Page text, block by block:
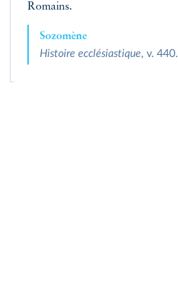
Romains.
Sozomène
Histoire ecclésiastique, v. 440.